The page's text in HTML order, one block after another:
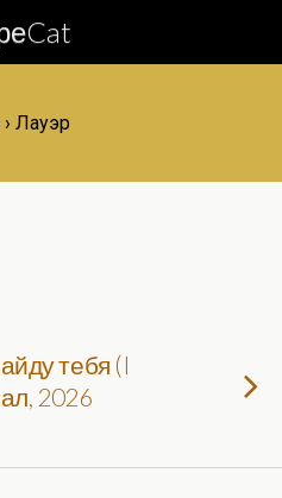
› Лауэр
тебя (I
2026